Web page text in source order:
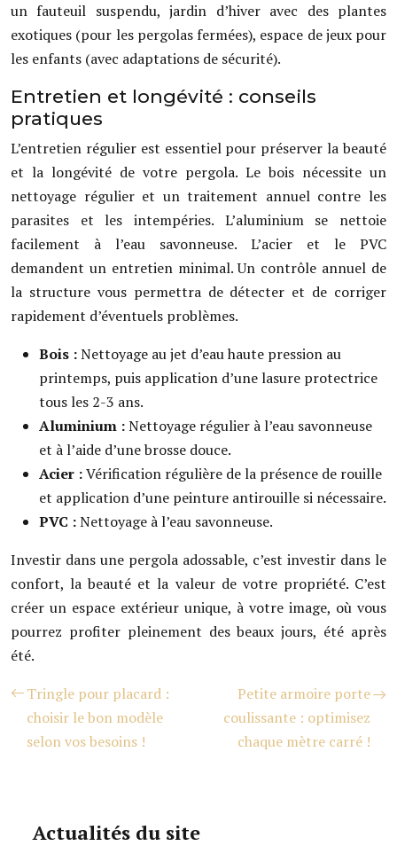
un fauteuil suspendu, jardin d’hiver avec des plantes
exotiques (pour les pergolas fermées), espace de jeux pour
les enfants (avec adaptations de sécurité).
Entretien et longévité : conseils
pratiques
L’entretien régulier est essentiel pour préserver la beauté
et la longévité de votre pergola. Le bois nécessite un
nettoyage régulier et un traitement annuel contre les
parasites et les intempéries. L’aluminium se nettoie
facilement à l’eau savonneuse. L’acier et le PVC
demandent un entretien minimal. Un contrôle annuel de
la structure vous permettra de détecter et de corriger
rapidement d’éventuels problèmes.
Bois :Nettoyage au jet d’eau haute pression au
printemps, puis application d’une lasure protectrice
tous les 2-3 ans.
Aluminium :Nettoyage régulier à l’eau savonneuse
et à l’aide d’une brosse douce.
Acier :Vérification régulière de la présence de rouille
et application d’une peinture antirouille si nécessaire.
PVC :Nettoyage à l’eau savonneuse.
Investir dans une pergola adossable, c’est investir dans le
confort, la beauté et la valeur de votre propriété. C’est
créer un espace extérieur unique, à votre image, où vous
pourrez profiter pleinement des beaux jours, été après
été.
Tringle pour placard :
choisir le bon modèle
selon vos besoins !
Petite armoire porte
coulissante : optimisez
chaque mètre carré !
Actualités du site